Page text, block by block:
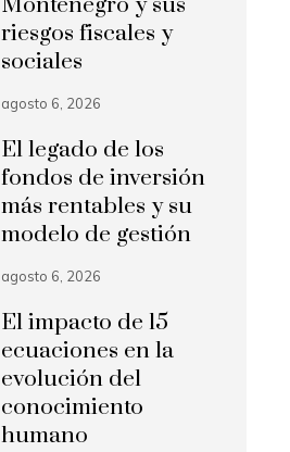
Montenegro y sus
riesgos fiscales y
sociales
agosto 6, 2026
El legado de los
fondos de inversión
más rentables y su
modelo de gestión
agosto 6, 2026
El impacto de 15
ecuaciones en la
evolución del
conocimiento
humano